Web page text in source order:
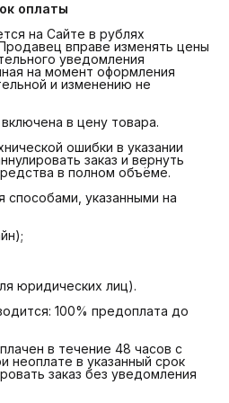
оплаты
на Сайте в рублях
вправе изменять цены
уведомления
на момент оформления
и изменению не
в цену товара.
ошибки в указании
заказ и вернуть
в полном объёме.
способами, указанными на
юридических лиц).
100% предоплата до
в течение 48 часов с
неоплате в указанный срок
заказ без уведомления